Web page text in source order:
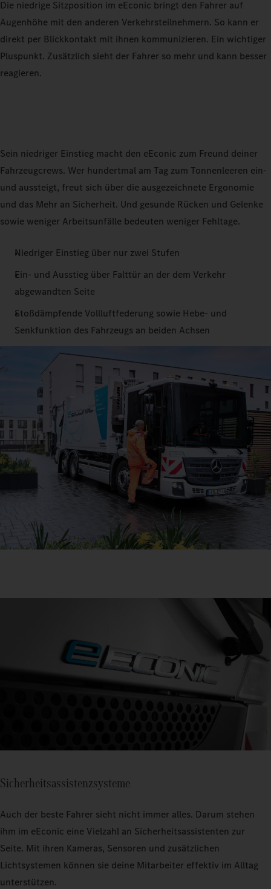
Die niedrige Sitzposition im eEconic bringt den Fahrer auf
Augenhöhe mit den anderen Verkehrsteilnehmern. So kann er
direkt per Blickkontakt mit ihnen kommunizieren. Ein wichtiger
Pluspunkt. Zusätzlich sieht der Fahrer so mehr und kann besser
reagieren.
Sein niedriger Einstieg macht den eEconic zum Freund deiner
Fahrzeugcrews. Wer hundertmal am Tag zum Tonnenleeren ein-
und aussteigt, freut sich über die ausgezeichnete Ergonomie
und das Mehr an Sicherheit. Und gesunde Rücken und Gelenke
sowie weniger Arbeitsunfälle bedeuten weniger Fehltage.
Niedriger Einstieg über nur zwei Stufen
Ein- und Ausstieg über Falttür an der dem Verkehr
abgewandten Seite
Stoßdämpfende Vollluftfederung sowie Hebe- und
Senkfunktion des Fahrzeugs an beiden Achsen
Sicherheitsassistenzsysteme
Auch der beste Fahrer sieht nicht immer alles. Darum stehen
ihm im eEconic eine Vielzahl an Sicherheitsassistenten zur
Seite. Mit ihren Kameras, Sensoren und zusätzlichen
Lichtsystemen können sie deine Mitarbeiter effektiv im Alltag
unterstützen.